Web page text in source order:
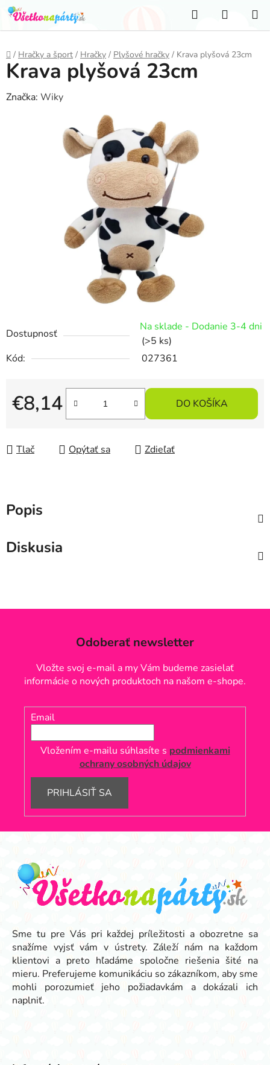
Prejsť
na
obsah
Hľadať
KOŠÍK
Domov
/ Hračky a šport / Hračky / Plyšové hračky / Krava plyšová 23cm
Dostupnosť
Na sklade - Dodanie 3-4 dni
(>5 ks)
Kód:
027361
€8,14
Jednotková cena:
DO KOŠÍKA
Tlač Opýtať sa Zdieľať
Krava plyšová 23cm
Značka: Wiky
Popis
Diskusia
Odoberať newsletter
Vložte svoj e-mail a my Vám budeme zasielať
informácie o nových produktoch na našom e-shope.
Email
Vložením e-mailu súhlasíte s podmienkami
ochrany osobných údajov
PRIHLÁSIŤ SA
Z
Sme tu pre Vás pri každej príležitosti a obozretne sa
snažíme vyjsť vám v ústrety. Záleží nám na každom
klientovi a preto hľadáme spoločne riešenia šité na
mieru. Preferujeme komunikáciu so zákazníkom, aby sme
mohli porozumieť jeho požiadavkám a dokázali ich
naplniť.